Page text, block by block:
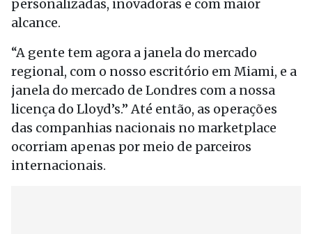
personalizadas, inovadoras e com maior
alcance.
“A gente tem agora a janela do mercado
regional, com o nosso escritório em Miami, e a
janela do mercado de Londres com a nossa
licença do Lloyd’s.” Até então, as operações
das companhias nacionais no marketplace
ocorriam apenas por meio de parceiros
internacionais.